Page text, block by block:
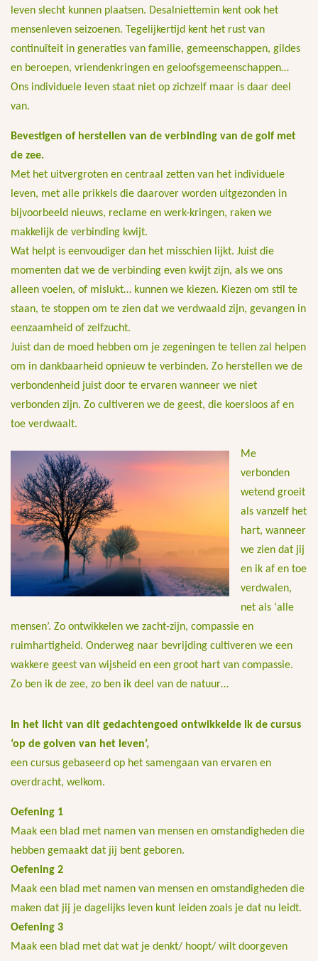
leven slecht kunnen plaatsen. Desalniettemin kent ook het
mensenleven seizoenen. Tegelijkertijd kent het rust van
continuïteit in generaties van familie, gemeenschappen, gildes
en beroepen, vriendenkringen en geloofsgemeenschappen…
Ons individuele leven staat niet op zichzelf maar is daar deel
van.
Bevestigen of herstellen van de verbinding van de golf met
de zee.
Met het uitvergroten en centraal zetten van het individuele
leven, met alle prikkels die daarover worden uitgezonden in
bijvoorbeeld nieuws, reclame en werk-kringen, raken we
makkelijk de verbinding kwijt.
Wat helpt is eenvoudiger dan het misschien lijkt. Juist die
momenten dat we de verbinding even kwijt zijn, als we ons
alleen voelen, of mislukt… kunnen we kiezen. Kiezen om stil te
staan, te stoppen om te zien dat we verdwaald zijn, gevangen in
eenzaamheid of zelfzucht.
Juist dan de moed hebben om je zegeningen te tellen zal helpen
om in dankbaarheid opnieuw te verbinden. Zo herstellen we de
verbondenheid juist door te ervaren wanneer we niet
verbonden zijn. Zo cultiveren we de geest, die koersloos af en
toe verdwaalt.
Me
verbonden
wetend groeit
als vanzelf het
hart, wanneer
we zien dat jij
en ik af en toe
verdwalen,
net als ‘alle
mensen’. Zo ontwikkelen we zacht-zijn, compassie en
ruimhartigheid. Onderweg naar bevrijding cultiveren we een
wakkere geest van wijsheid en een groot hart van compassie.
Zo ben ik de zee, zo ben ik deel van de natuur…
In het licht van dit gedachtengoed ontwikkelde ik de cursus
‘op de golven van het leven’,
een cursus gebaseerd op het samengaan van ervaren en
overdracht, welkom.
Oefening 1
Maak een blad met namen van mensen en omstandigheden die
hebben gemaakt dat jij bent geboren.
Oefening 2
Maak een blad met namen van mensen en omstandigheden die
maken dat jij je dagelijks leven kunt leiden zoals je dat nu leidt.
Oefening 3
Maak een blad met dat wat je denkt/ hoopt/ wilt doorgeven